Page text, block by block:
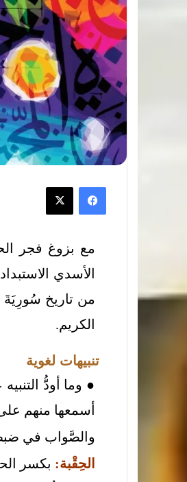
مع بزوغ فجر
الأسدي
من تاريخ سُورِيَةَ
الكريم.
تنبيهات لغوية
● وما أودُّ
أسمعها منهم
والصَّواب في
الحِقْبة: بكسر